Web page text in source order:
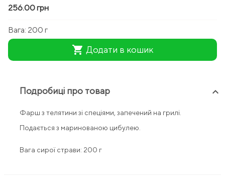
256.00 грн
Вага: 200 г
shopping_cart Додати в кошик
Подробиці про товар keyboard_arrow_up
Фарш з телятини зі спеціями, запечений на грилі.
Подається з маринованою цибулею.
Вага сирої страви: 200 г